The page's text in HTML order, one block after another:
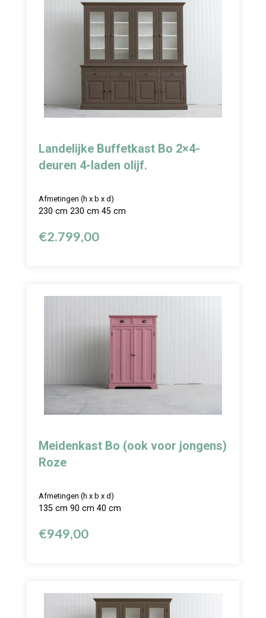
Landelijke Buffetkast Bo 2×4-
deuren 4-laden olijf.
Afmetingen (h x b x d)
230 cm 230 cm 45 cm
€2.799,00
Meidenkast Bo (ook voor jongens)
Roze
Afmetingen (h x b x d)
135 cm 90 cm 40 cm
€949,00